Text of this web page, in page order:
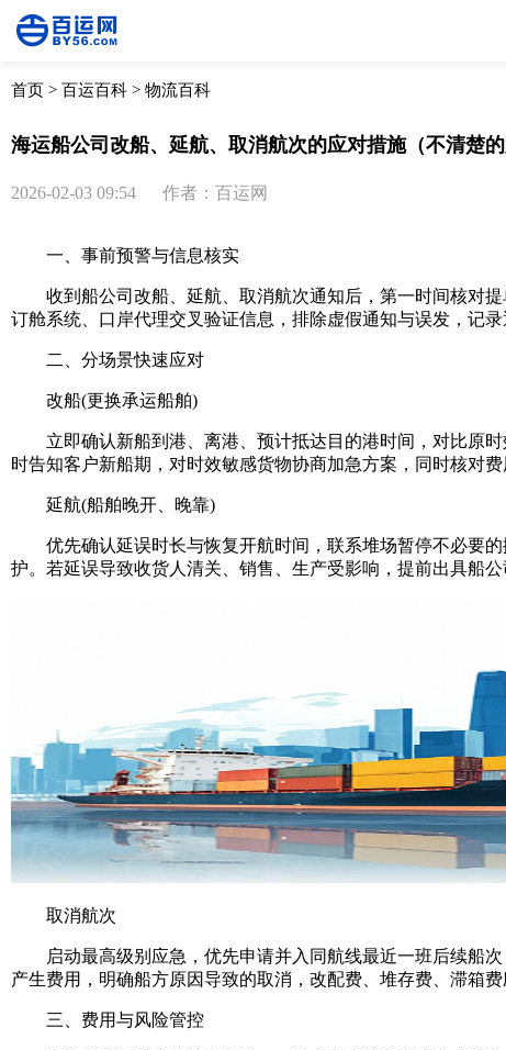
首页 > 百运百科 > 物流百科
海运船公司改船、延航、取消航次的应对措施（不清楚的
2026-02-03 09:54 作者：百运网
一、事前预警与信息核实
收到船公司改船、延航、取消航次通知后，第一时间核对提
订舱系统、口岸代理交叉验证信息，排除虚假通知与误发，记
二、分场景快速应对
改船(更换承运船舶)
立即确认新船到港、离港、预计抵达目的港时间，对比原时
时告知客户新船期，对时效敏感货物协商加急方案，同时核对
延航(船舶晚开、晚靠)
优先确认延误时长与恢复开航时间，联系堆场暂停不必要的
护。若延误导致收货人清关、销售、生产受影响，提前出具船
取消航次
启动最高级别应急，优先申请并入同航线最近一班后续船次
产生费用，明确船方原因导致的取消，改配费、堆存费、滞箱
三、费用与风险管控